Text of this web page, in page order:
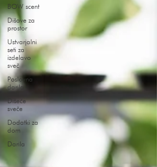
BOW scent
Dišave za
prostor
Ustvarjalni
seti za
izdelavo
sveč
Poslovna
darila
Dišeče
sveče
Dodatki za
dom
Darila